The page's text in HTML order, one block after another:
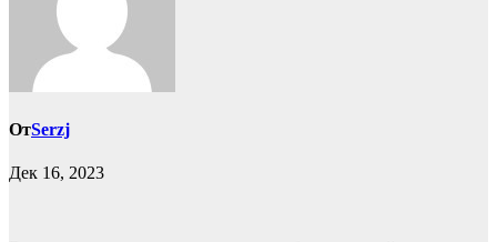
ОтSerzj
Дек 16, 2023